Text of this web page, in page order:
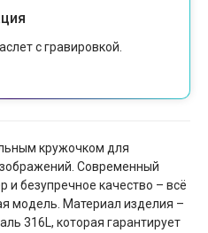
с гравировкой.
кружочком для
Современный
и безупречное качество – всё
модель. Материал изделия –
316L, которая гарантирует